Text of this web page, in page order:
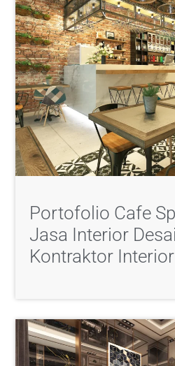
Portofolio Cafe
Jasa Interior
Kontraktor Interior